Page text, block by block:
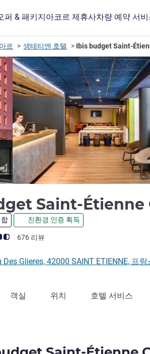
퍼 & 패키지아코르 제휴사차량 예약 서비
르 생테티엔 호텔 Ibis budget Saint-
Saint-
친환경 인증 획득
) 676 리뷰
Glieres, 42000 SAINT ETIENNE, 프랑
객실 위치 호텔 서비스